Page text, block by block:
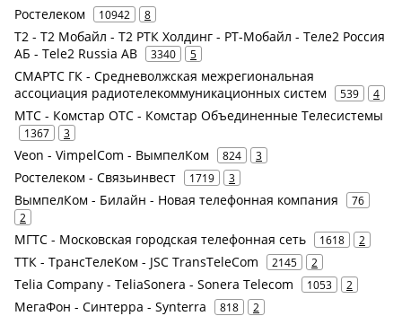
Ростелеком 10942 8
Т2 - Т2 Мобайл - Т2 РТК Холдинг - РТ-Мобайл - Теле2 Россия
АБ - Tele2 Russia AB
3340 5
СМАРТС ГК - Средневолжская межрегиональная
ассоциация радиотелекоммуникационных систем
539 4
МТС - Комстар ОТС - Комстар Объединенные Телесистемы
1367 3
Veon - VimpelCom - ВымпелКом 824 3
Ростелеком - Связьинвест 1719 3
ВымпелКом - Билайн - Новая телефонная компания
76
2
МГТС - Московская городская телефонная сеть 1618 2
ТТК - ТрансТелеКом - JSC TransTeleCom 2145 2
Telia Company - TeliaSonera - Sonera Telecom 1053 2
МегаФон - Синтерра - Synterra 818 2